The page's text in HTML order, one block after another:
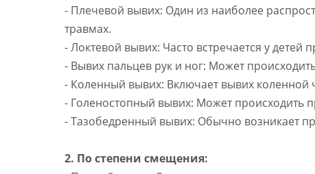
- Плечевой вывих: Один из наиболее
травмах.
- Локтевой вывих: Часто встречается у детей
- Вывих пальцев рук и ног: Может
- Коленный вывих: Включает вывих коленной
- Голеностопный вывих: Может происходить
- Тазобедренный вывих: Обычно возникает
2. По степени смещения: